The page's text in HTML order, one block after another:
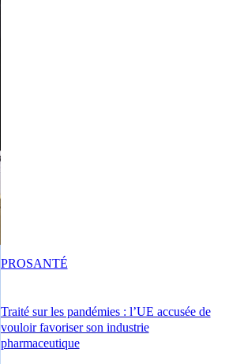
Traité sur les pandémies : l’UE accusée de
vouloir favoriser son industrie
pharmaceutique
PROSANTÉ